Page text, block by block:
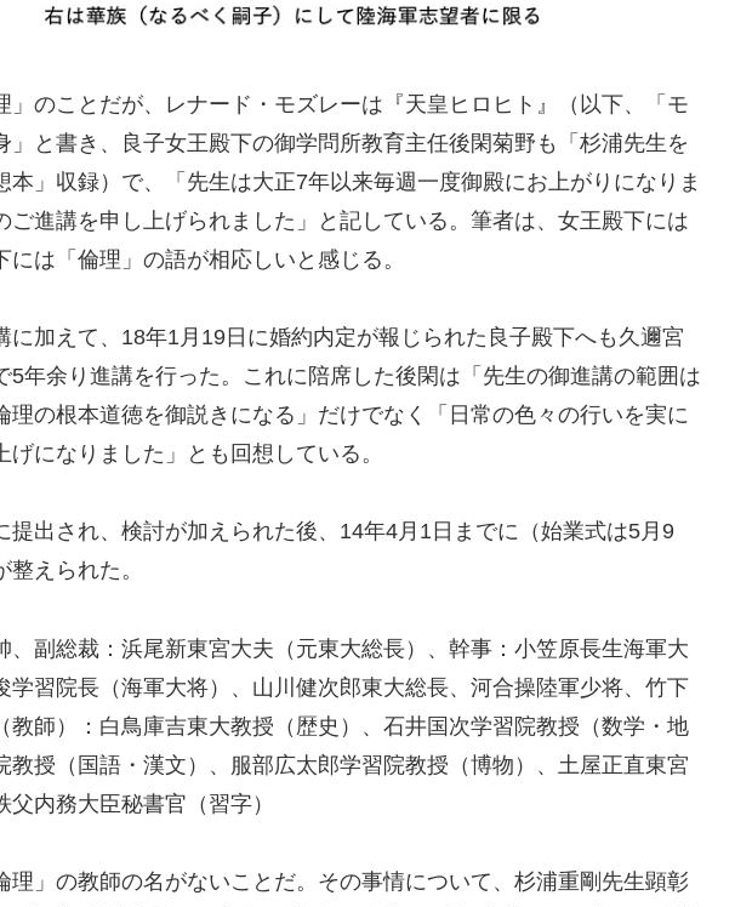
」のことだが、レナード・モズレーは『天皇ヒロヒト』（以下、「モ
」と書き、良子女王殿下の御学問所教育主任後閑菊野も「杉浦先生を
本」収録）で、「先生は大正7年以来毎週一度御殿にお上がりになりま
ご進講を申し上げられました」と記している。筆者は、女王殿下には
には「倫理」の語が相応しいと感じる。
に加えて、18年1月19日に婚約内定が報じられた良子殿下へも久邇宮
5年余り進講を行った。これに陪席した後閑は「先生の御進講の範囲は
理の根本道徳を御説きになる」だけでなく「日常の色々の行いを実に
になりました」とも回想している。
提出され、検討が加えられた後、14年4月1日までに（始業式は5月9
えられた。
、副総裁：浜尾新東宮大夫（元東大総長）、幹事：小笠原長生海軍大
学習院長（海軍大将）、山川健次郎東大総長、河合操陸軍少将、竹下
教師）：白鳥庫吉東大教授（歴史）、石井国次学習院教授（数学・地
教授（国語・漢文）、服部広太郎学習院教授（博物）、土屋正直東宮
内務大臣秘書官（習字）
理」の教師の名がないことだ。その事情について、杉浦重剛先生顕彰